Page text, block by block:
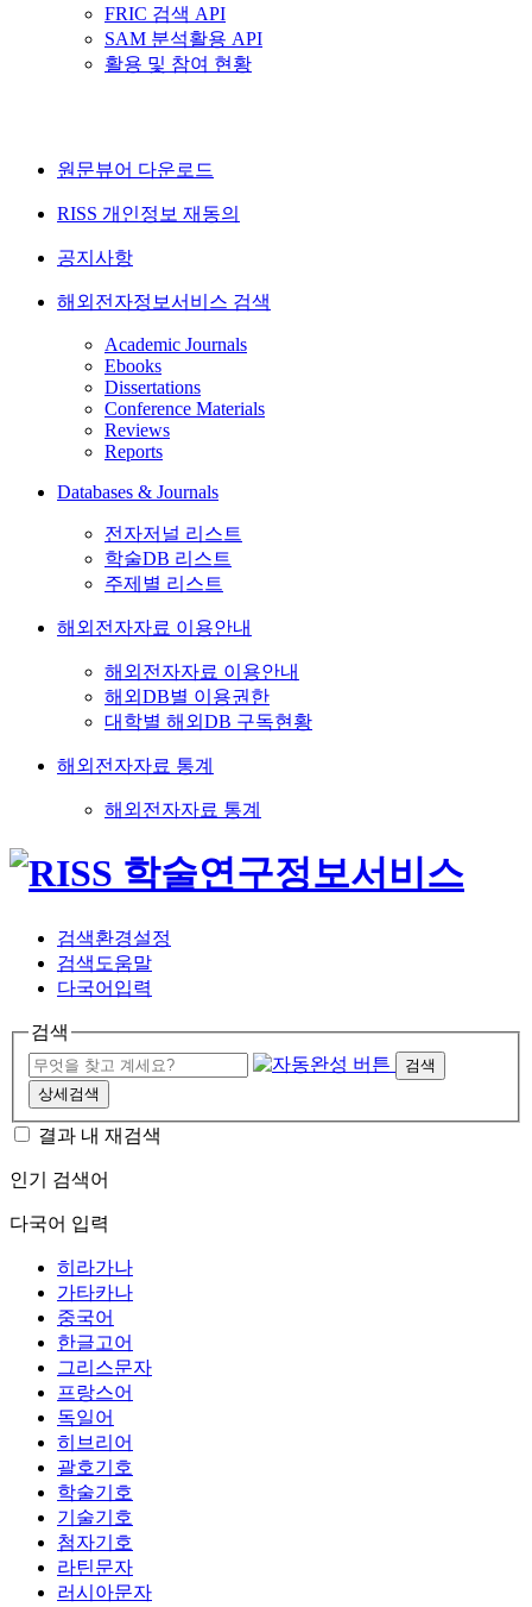
FRIC 검색 API
SAM 분석활용 API
활용 및 참여 현황
원문뷰어 다운로드
RISS 개인정보 재동의
공지사항
해외전자정보서비스 검색
Academic Journals
Ebooks
Dissertations
Conference Materials
Reviews
Reports
Databases & Journals
전자저널 리스트
학술DB 리스트
주제별 리스트
해외전자자료 이용안내
해외전자자료 이용안내
해외DB별 이용권한
대학별 해외DB 구독현황
해외전자자료 통계
해외전자자료 통계
검색환경설정
검색도움말
다국어입력
검색
검색
상세검색
결과 내 재검색
인기 검색어
다국어 입력
히라가나
가타카나
중국어
한글고어
그리스문자
프랑스어
독일어
히브리어
괄호기호
학술기호
기술기호
첨자기호
라틴문자
러시아문자